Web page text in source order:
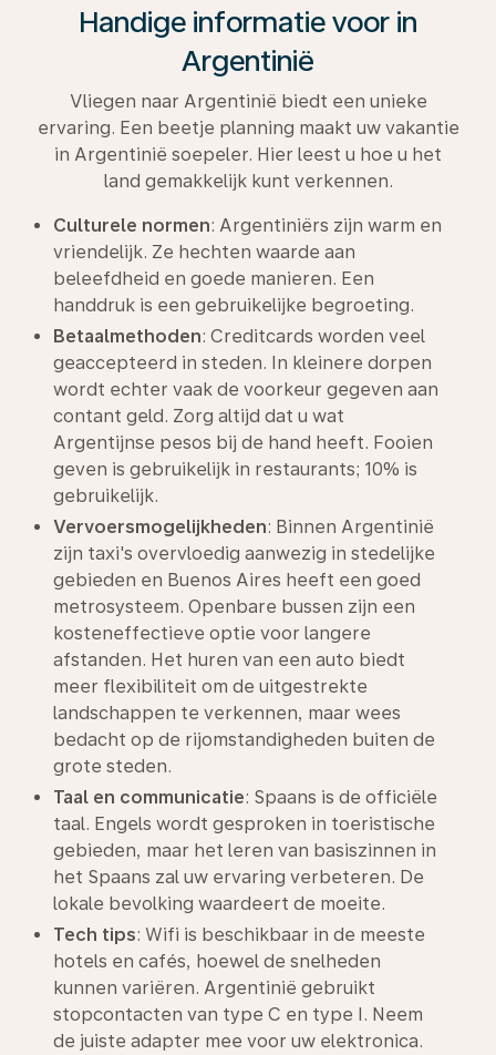
Handige informatie voor in
Argentinië
Vliegen naar Argentinië biedt een unieke
ervaring. Een beetje planning maakt uw vakantie
in Argentinië soepeler. Hier leest u hoe u het
land gemakkelijk kunt verkennen.
Culturele normen: Argentiniërs zijn warm en
vriendelijk. Ze hechten waarde aan
beleefdheid en goede manieren. Een
handdruk is een gebruikelijke begroeting.
Betaalmethoden: Creditcards worden veel
geaccepteerd in steden. In kleinere dorpen
wordt echter vaak de voorkeur gegeven aan
contant geld. Zorg altijd dat u wat
Argentijnse pesos bij de hand heeft. Fooien
geven is gebruikelijk in restaurants; 10% is
gebruikelijk.
Vervoersmogelijkheden: Binnen Argentinië
zijn taxi's overvloedig aanwezig in stedelijke
gebieden en Buenos Aires heeft een goed
metrosysteem. Openbare bussen zijn een
kosteneffectieve optie voor langere
afstanden. Het huren van een auto biedt
meer flexibiliteit om de uitgestrekte
landschappen te verkennen, maar wees
bedacht op de rijomstandigheden buiten de
grote steden.
Taal en communicatie: Spaans is de officiële
taal. Engels wordt gesproken in toeristische
gebieden, maar het leren van basiszinnen in
het Spaans zal uw ervaring verbeteren. De
lokale bevolking waardeert de moeite.
Tech tips: Wifi is beschikbaar in de meeste
hotels en cafés, hoewel de snelheden
kunnen variëren. Argentinië gebruikt
stopcontacten van type C en type I. Neem
de juiste adapter mee voor uw elektronica.